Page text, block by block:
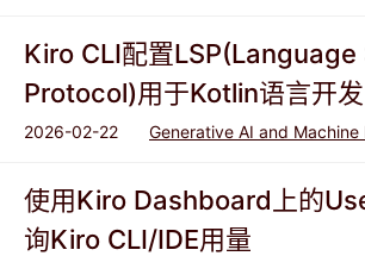
Kiro CLI配置LSP(Language
Protocol)用于Kotlin语言开发
2026-02-22 Generative AI and Machine
使用Kiro Dashboard上的
询Kiro CLI/IDE用量